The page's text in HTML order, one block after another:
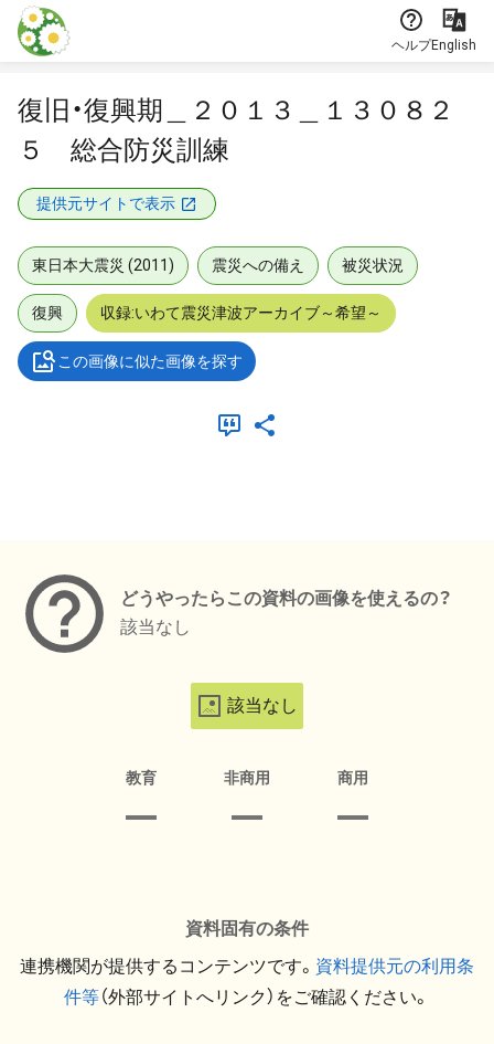
本文に飛ぶ
ヘルプEnglish
復旧・復興期＿２０１３＿１３０８２
５ 総合防災訓練
提供元サイトで表示
東日本大震災 (2011) 震災への備え 被災状況
復興 収録:いわて震災津波アーカイブ～希望～
この画像に似た画像を探す
どうやったらこの資料の画像を使えるの？
該当なし
該当なし
教育 非商用 商用
資料固有の条件
連携機関が提供するコンテンツです。 資料提供元の利用条
件等（外部サイトへリンク）をご確認ください。